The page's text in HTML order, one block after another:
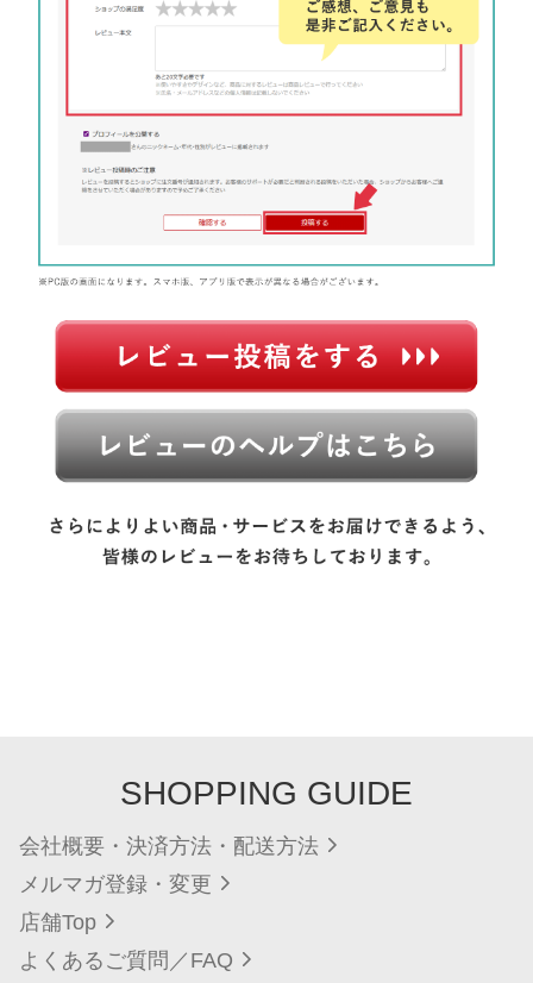
SHOPPING GUIDE
会社概要・決済方法・配送方法
メルマガ登録・変更
店舗Top
よくあるご質問／FAQ